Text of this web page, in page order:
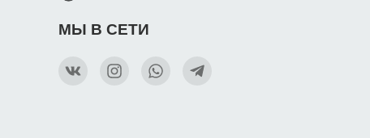
МЫ В СЕТИ